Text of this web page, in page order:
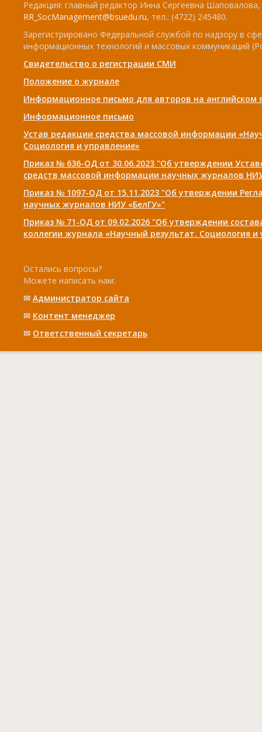
Редакция: главный редактор Инна Сергеевна
RR_SocManagement@bsuedu.ru, тел.: (4722) 245480.
Зарегистрировано Федеральной службой по надзору в
информационных технологий и массовых коммуникаций
Свидетельство о регистрации СМИ
Положение о журнале
Информационное письмо для авторов на английском
Информационное письмо
Устав редакции средства массовой информации
Социология и управление»
Приказ № 636-ОД от 30.06.2023 "Об утверждении
средств массовой информации научных журналов
Приказ № 1097-ОД от 15.11.2023 "Об утверждении
научных журналов НИУ «БелГУ»"
Приказ № 71-ОД от 09.02.2026 "Об утверждении
коллегии журнала «Научный результат. Социология и
Остались вопросы?
Можете написать нам:
✉ Администратор сайта
✉ Контент менеджер
✉ Ответственный cекретарь